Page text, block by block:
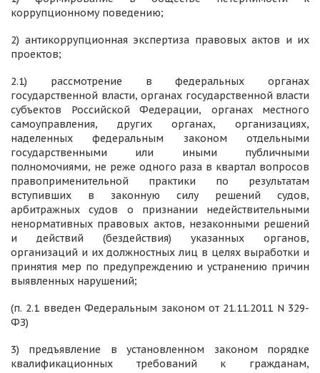
коррупционному поведению;
2) антикоррупционная экспертиза правовых актов и их
проектов;
2.1) рассмотрение в федеральных органах
государственной власти, органах государственной власти
субъектов Российской Федерации, органах местного
самоуправления, других органах, организациях,
наделенных федеральным законом отдельными
государственными или иными публичными
полномочиями, не реже одного раза в квартал вопросов
правоприменительной практики по результатам
вступивших в законную силу решений судов,
арбитражных судов о признании недействительными
ненормативных правовых актов, незаконными решений
и действий (бездействия) указанных органов,
организаций и их должностных лиц в целях выработки и
принятия мер по предупреждению и устранению причин
выявленных нарушений;
(п. 2.1 введен Федеральным законом от 21.11.2011 N 329-
ФЗ)
3) предъявление в установленном законом порядке
квалификационных требований к гражданам,